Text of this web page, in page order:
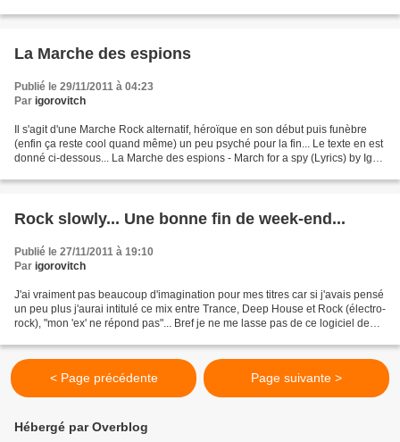
La Marche des espions
Publié le 29/11/2011 à 04:23
Par igorovitch
Il s'agit d'une Marche Rock alternatif, héroïque en son début puis funèbre
(enfin ça reste cool quand même) un peu psyché pour la fin... Le texte en est
donné ci-dessous... La Marche des espions - March for a spy (Lyrics) by Igor
Rock slowly... Une bonne fin de week-end...
Publié le 27/11/2011 à 19:10
Par igorovitch
J'ai vraiment pas beaucoup d'imagination pour mes titres car si j'avais pensé
un peu plus j'aurai intitulé ce mix entre Trance, Deep House et Rock (électro-
rock), "mon 'ex' ne répond pas"... Bref je ne me lasse pas de ce logiciel de
< Page précédente Page suivante >
Hébergé par Overblog